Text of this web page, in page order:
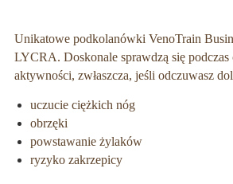
Unikatowe podkolanówki VenoTrain
LYCRA. Doskonale sprawdzą się podczas
aktywności, zwłaszcza, jeśli odczuwasz
uczucie ciężkich nóg
obrzęki
powstawanie żylaków
ryzyko zakrzepicy